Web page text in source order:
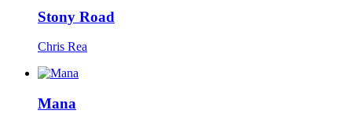
Stony Road
Chris Rea
Mana